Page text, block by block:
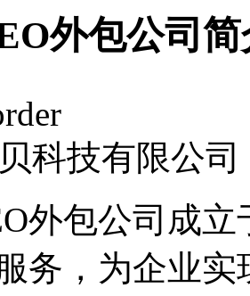
外包公司简
科技有限公
外包公司成
务，为企业